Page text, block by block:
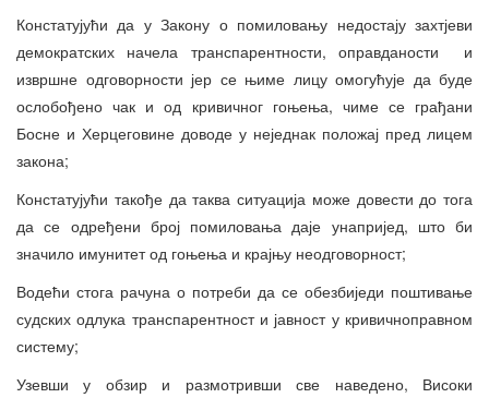
Констатујући да у Закону о помиловању недостају захтјеви
демократских начела транспарентности, оправданости и
извршне одговорности јер се њиме лицу омогућује да буде
ослобођено чак и од кривичног гоњења, чиме се грађани
Босне и Херцеговине доводе у неједнак положај пред лицем
закона;
Констатујући такође да таква ситуација може довести до тога
да се одређени број помиловања даје унапријед, што би
значило имунитет од гоњења и крајњу неодговорност;
Водећи стога рачуна о потреби да се обезбиједи поштивање
судских одлука транспарентност и јавност у кривичноправном
систему;
Узевши у обзир и размотривши све наведено, Високи